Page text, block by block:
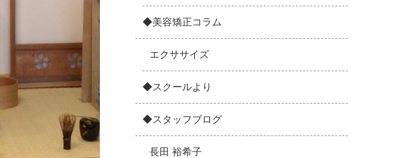
◆美容矯正コラム
エクササイズ
◆スクールより
◆スタッフブログ
長田 裕希子